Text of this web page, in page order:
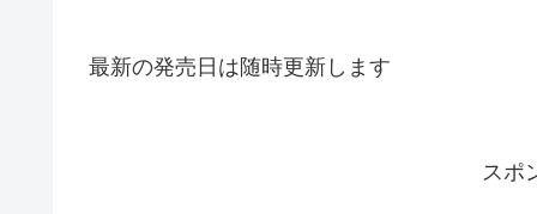
最新の発売日は随時更新します
スポ